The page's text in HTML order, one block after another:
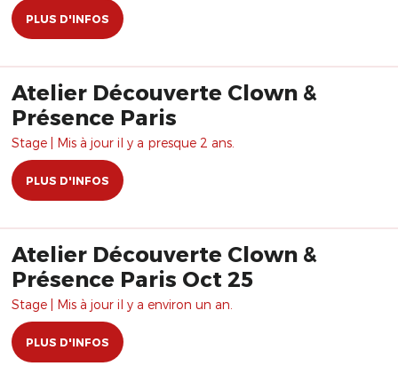
PLUS D'INFOS
Atelier Découverte Clown &
Présence Paris
Stage | Mis à jour il y a presque 2 ans.
PLUS D'INFOS
Atelier Découverte Clown &
Présence Paris Oct 25
Stage | Mis à jour il y a environ un an.
PLUS D'INFOS